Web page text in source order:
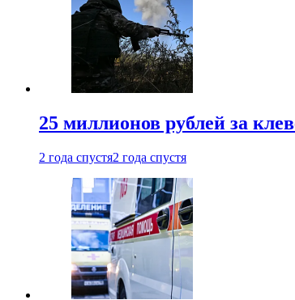
25 миллионов рублей за
2 года спустя2 года спустя